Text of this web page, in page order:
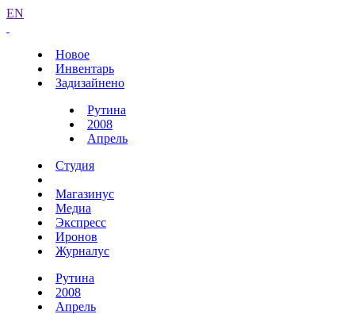
EN
Новое
Инвентарь
Задизайнено
Рутина
2008
Апрель
Студия
Магазинус
Медиа
Экспресс
Иронов
Журналус
Рутина
2008
Апрель